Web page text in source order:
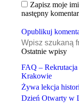
Zapisz moje
następny
Opublikuj
Szukaj:
Ostatnie wpisy
FAQ –
Krakowie
Żywa lekcja
Dzień Otwarty w